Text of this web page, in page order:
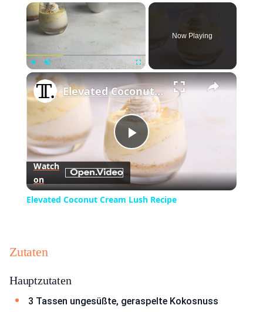
×
Play Unmute
Now Playing
×
Play
Video
Elevated Coconut Cream Lush Recipe
Watch
on
Elevated Coconut Cream Lush Recipe
Zutaten
Hauptzutaten
3 Tassen ungesüßte, geraspelte Kokosnuss